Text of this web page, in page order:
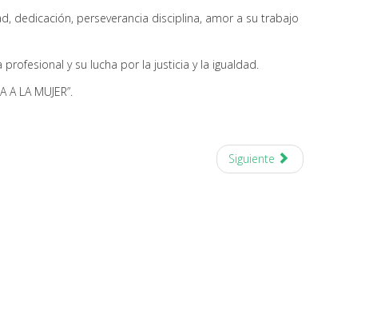
dedicación, perseverancia disciplina, amor a su trabajo
y su lucha por la justicia y la igualdad.
LA MUJER”.
Siguiente